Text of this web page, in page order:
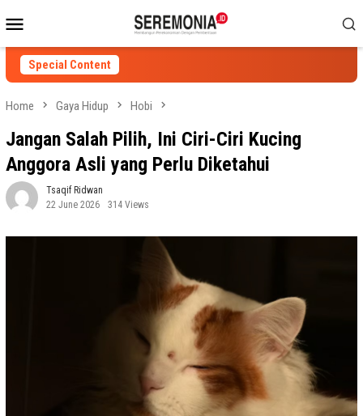
to
contentMenu
Special Content
Home Gaya Hidup Hobi
Jangan Salah Pilih, Ini Ciri-Ciri Kucing
Anggora Asli yang Perlu Diketahui
Tsaqif Ridwan
22 June 2026
314 Views